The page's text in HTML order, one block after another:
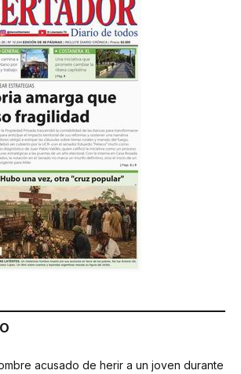
acusado de herir a un joven durante